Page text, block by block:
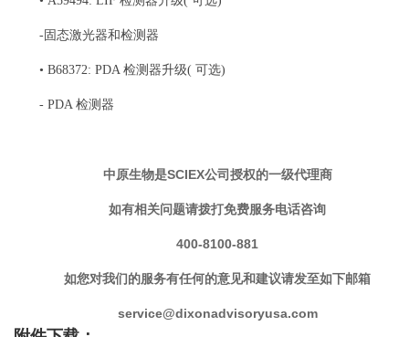
-固态激光器和检测器
• B68372: PDA 检测器升级( 可选)
- PDA 检测器
中原生物是SCIEX公司授权的一级代理商
如有相关问题请拨打免费服务电话咨询
400-8100-881
如您对我们的服务有任何的意见和建议请发至如下邮箱
service@dixonadvisoryusa.com